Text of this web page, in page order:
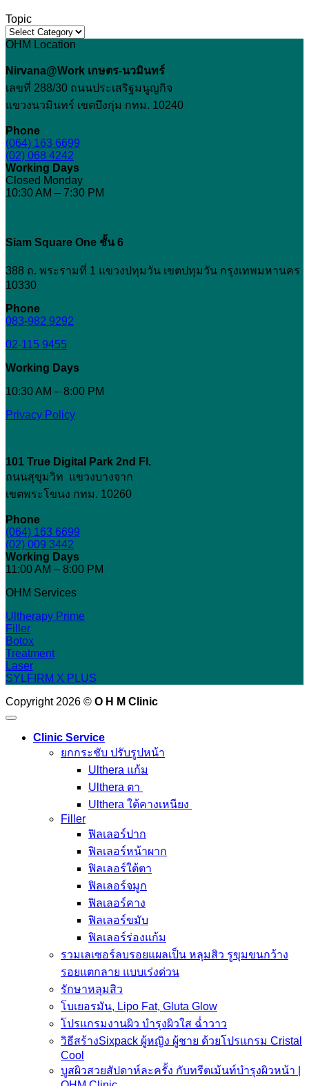
โทรม
ฉีด
ผิว
ของ
การ
ยก
กับ
ใคร
และ
Topic
Topic
OHM Location
Nirvana@Work เกษตร-นวมินทร์
เลขที่ 288/30 ถนนประเสริฐมนูญกิจ
แขวงนวมินทร์ เขตบึงกุ่ม กทม. 10240
Phone
(064) 163 6699
(02) 068 4242
Working Days
Closed Monday
10:30 AM – 7:30 PM
Siam Square One ชั้น 6
388 ถ. พระรามที่ 1 แขวงปทุมวัน เขตปทุมวัน กรุงเทพมหานคร
10330
Phone
083-982 9292
02-115 9455
Working Days
10:30 AM – 8:00 PM
Privacy Policy
101 True Digital Park 2nd Fl.
ถนนสุขุมวิท แขวงบางจาก
เขตพระโขนง กทม. 10260
Phone
(064) 163 6699
(02) 009 3442
Working Days
11:00 AM – 8:00 PM
OHM Services
Ultherapy Prime
Filler
Botox
Treatment
Laser
SYLFIRM X PLUS
Copyright 2026 © O H M Clinic
Clinic Service
ยกกระชับ ปรับรูปหน้า
Ulthera แก้ม
Ulthera ตา
Ulthera ใต้คางเหนียง
Filler
ฟิลเลอร์ปาก
ฟิลเลอร์หน้าผาก
ฟิลเลอร์ใต้ตา
ฟิลเลอร์จมูก
ฟิลเลอร์คาง
ฟิลเลอร์ขมับ
ฟิลเลอร์ร่องแก้ม
รวมเลเซอร์ลบรอยแผลเป็น หลุมสิว รูขุมขนกว้าง
รอยแตกลาย แบบเร่งด่วน
รักษาหลุมสิว
โบเยอรมัน, Lipo Fat, Gluta Glow
โปรแกรมงานผิว บำรุงผิวใส ฉ่ำวาว
วิธีสร้างSixpack ผู้หญิง ผู้ชาย ด้วยโปรแกรม Cristal
Cool
บูสผิวสวยสัปดาห์ละครั้ง กับทรีตเม้นท์บำรุงผิวหน้า |